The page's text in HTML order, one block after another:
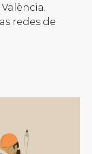
redes de